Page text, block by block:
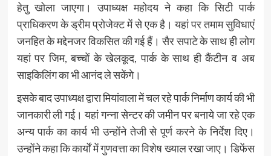
हेतु खोला जाएगा। उपाध्यक्ष महोदय ने कहा कि सिटी पार्क
प्राधिकरण के ड्रीम प्रोजेक्ट में से एक है। यहां पर तमाम सुविधाएं
जनहित के मद्देनजर विकसित की गई हैं। सैर सपाटे के साथ ही लोग
यहां पर जिम, बच्चों के खेलकूद, पार्क के साथ ही कैंटीन व अब
साइकिलिंग का भी आनंद ले सकेंगे।
इसके बाद उपाध्यक्ष द्वारा मियांवाला में चल रहे पार्क निर्माण कार्य की भी
जानकारी ली गई। यहां गन्ना सेन्टर की जमीन पर बनाये जा रहे एक
अन्य पार्क का कार्य भी उन्होंने तेजी से पूर्ण करने के निर्देश दिए।
उन्होंने कहा कि कार्यों में गुणवत्ता का विशेष ख्याल रखा जाए। डिफेंस